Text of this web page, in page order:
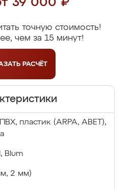
39 000 ₽
точную стоимость!
чем за 15 минут!
РАСЧЁТ
пластик (ARPA, ABET),
Blum
2 мм)